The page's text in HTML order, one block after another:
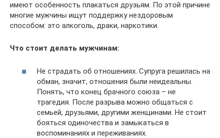
имеют особенность плакаться друзьям. По этой причине
многие мужчины ищут поддержку нездоровым
способом: это алкоголь, драки, наркотики.
Что стоит делать мужчинам:
Не страдать об отношениях. Супруга решилась на
обман, значит, отношения были неидеальны.
Понять, что конец брачного союза – не
трагедия. После разрыва можно общаться с
семьей, друзьями, другими женщинами. Не стоит
бояться одиночества и замыкаться в
воспоминаниях и переживаниях.